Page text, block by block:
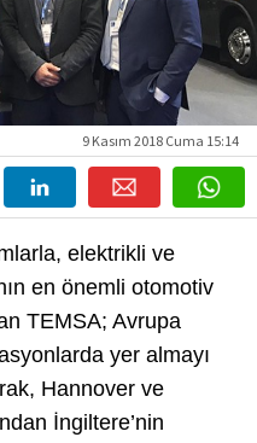
9 Kasım 2018 Cuma 15:14
elektrikli ve
en önemli otomotiv
TEMSA; Avrupa
yer almayı
Hannover ve
İngiltere’nin